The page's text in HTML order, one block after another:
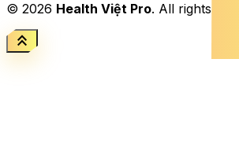
© 2026 Health Việt Pro. All rights
keyboard_double_arrow_up